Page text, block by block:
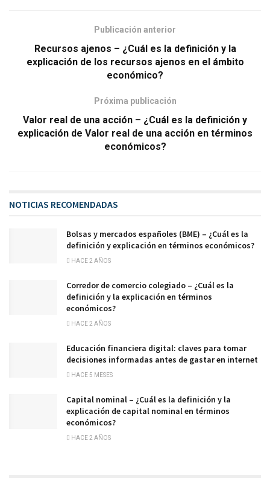
Publicación anterior
Recursos ajenos – ¿Cuál es la definición y la
explicación de los recursos ajenos en el ámbito
económico?
Próxima publicación
Valor real de una acción – ¿Cuál es la definición y
explicación de Valor real de una acción en términos
económicos?
NOTICIAS RECOMENDADAS
Bolsas y mercados españoles (BME) – ¿Cuál es la
definición y explicación en términos económicos?
HACE 2 AÑOS
Corredor de comercio colegiado – ¿Cuál es la
definición y la explicación en términos
económicos?
HACE 2 AÑOS
Educación financiera digital: claves para tomar
decisiones informadas antes de gastar en internet
HACE 5 MESES
Capital nominal – ¿Cuál es la definición y la
explicación de capital nominal en términos
económicos?
HACE 2 AÑOS